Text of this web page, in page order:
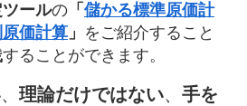
ールの 「 儲かる標準原価計
価計算 」 をご紹介すること
することができます。
、 理論だけではない、 手を